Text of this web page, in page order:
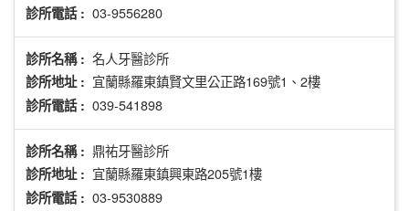
診所電話 : 03-9556280
診所名稱 : 名人牙醫診所
診所地址 : 宜蘭縣羅東鎮賢文里公正路169號1、2樓
診所電話 : 039-541898
診所名稱 : 鼎祐牙醫診所
診所地址 : 宜蘭縣羅東鎮興東路205號1樓
診所電話 : 03-9530889